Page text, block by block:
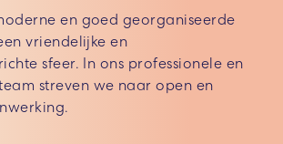
en goed georganiseerde
vriendelijke en
sfeer. In ons professionele en
streven we naar open en